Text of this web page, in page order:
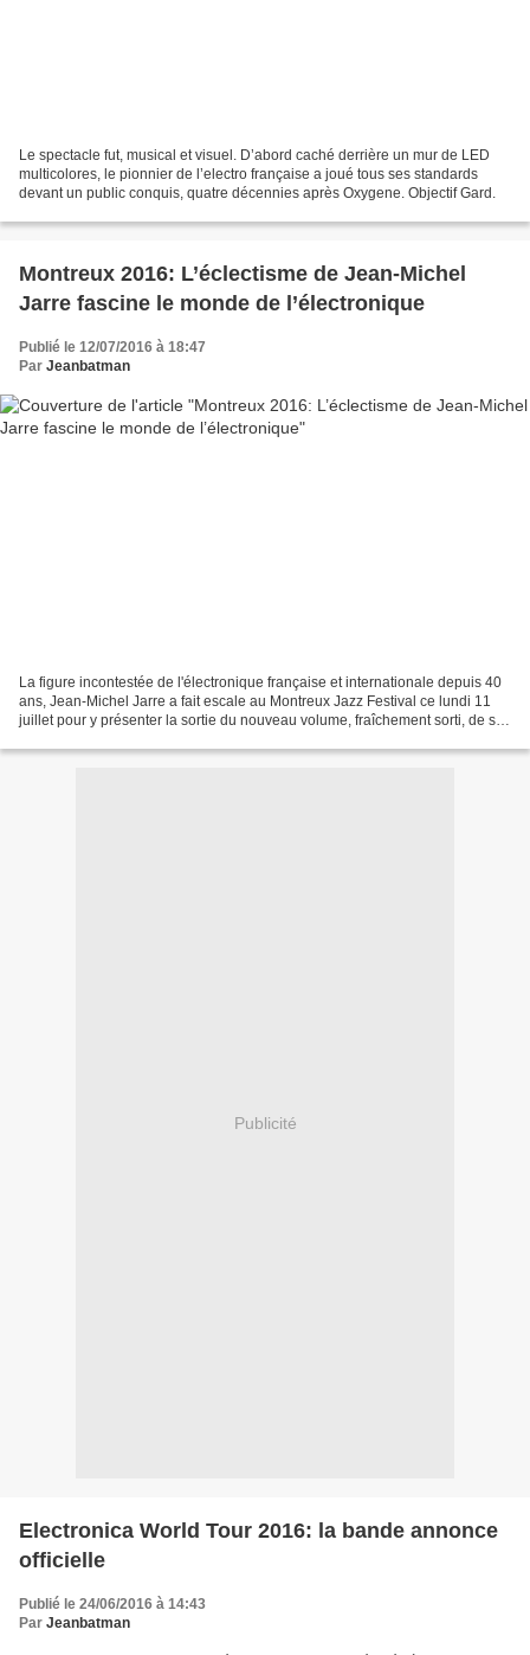
Le spectacle fut, musical et visuel. D’abord caché derrière un mur de LED
multicolores, le pionnier de l’electro française a joué tous ses standards
devant un public conquis, quatre décennies après Oxygene. Objectif Gard.
Montreux 2016: L’éclectisme de Jean-Michel
Jarre fascine le monde de l’électronique
Publié le 12/07/2016 à 18:47
Par Jeanbatman
La figure incontestée de l'électronique française et internationale depuis 40
ans, Jean-Michel Jarre a fait escale au Montreux Jazz Festival ce lundi 11
juillet pour y présenter la sortie du nouveau volume, fraîchement sorti, de sa
Publicité
Electronica World Tour 2016: la bande annonce
officielle
Publié le 24/06/2016 à 14:43
Par Jeanbatman